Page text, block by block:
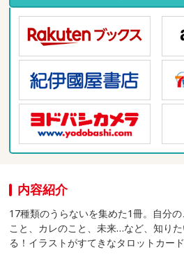
内容紹介
17種類のうらないを集めた1冊。自分
こと、カレのこと、未来…など、知り
る！イラストがすてきなタロットカー